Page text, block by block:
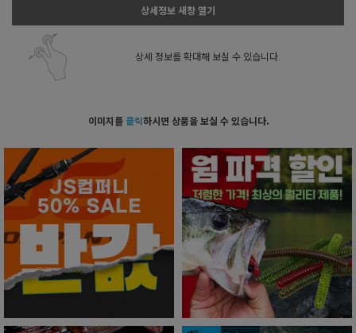
상세정보 새창 열기
상세 정보를 확대해 보실 수 있습니다.
이미지를 클릭하시면 상품을 보실 수 있습니다.